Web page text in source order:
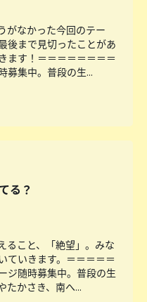
がなかった今回のテー
後まで見切ったことがあ
ます！＝＝＝＝＝＝＝＝
募集中。普段の生...
る？
ること、「絶望」。みな
ていきます。＝＝＝＝＝
ジ随時募集中。普段の生
たかさき、南へ...